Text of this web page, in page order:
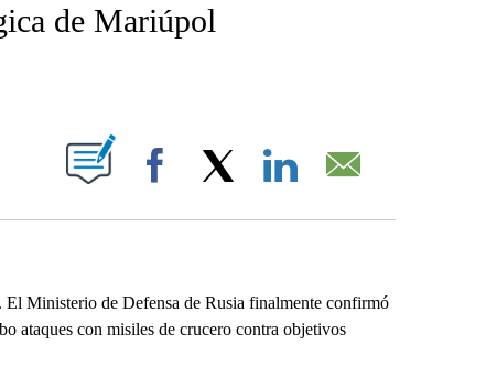
de Mariúpol
NEW PAGES ON "".
Facebook
Ministerio de Defensa de Rusia finalmente confirmó
ataques con misiles de crucero contra objetivos